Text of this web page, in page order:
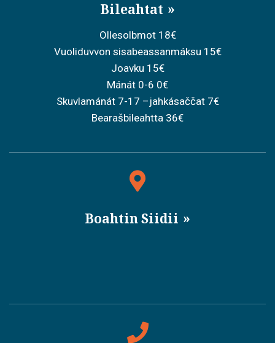
Bileahtat
Ollesolbmot 18€
Vuoliduvvon sisabeassanmáksu 15€
Joavku 15€
Mánát 0-6 0€
Skuvlamánát 7-17 –jahkásaččat 7€
Bearašbileahtta 36€
Boahtin Siidii